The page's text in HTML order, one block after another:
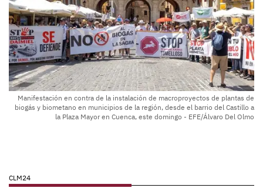
Manifestación en contra de la instalación de macroproyectos de plantas de
biogás y biometano en municipios de la región, desde el barrio del Castillo a
la Plaza Mayor en Cuenca, este domingo - EFE/Álvaro Del Olmo
CLM24